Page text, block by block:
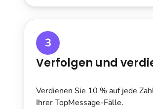
3
Verfolgen und
Verdienen Sie 10 % auf jede
Ihrer TopMessage-Fälle.